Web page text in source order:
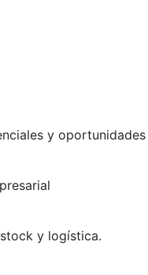
y
y logística.